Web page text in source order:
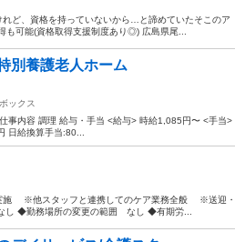
ど、資格を持っていないから…と諦めていたそこのア
可能(資格取得支援制度あり◎) 広島県尾...
別養護老人ホーム
ックス
事内容 調理 給与・手当 <給与> 時給1,085円〜 <手当>
日給換算手当:80...
施 ※他スタッフと連携してのケア業務全般 ※送迎・
◆勤務場所の変更の範囲 なし ◆有期労...